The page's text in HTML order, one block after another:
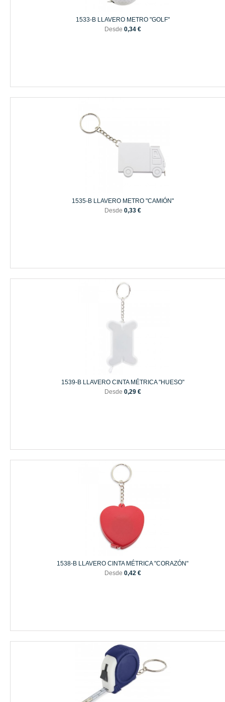
1533-B LLAVERO METRO "GOLF"
Desde 0,34 €
1535-B LLAVERO METRO "CAMIÓN"
Desde 0,33 €
1539-B LLAVERO CINTA MÉTRICA "HUESO"
Desde 0,29 €
1538-B LLAVERO CINTA MÉTRICA "CORAZÓN"
Desde 0,42 €